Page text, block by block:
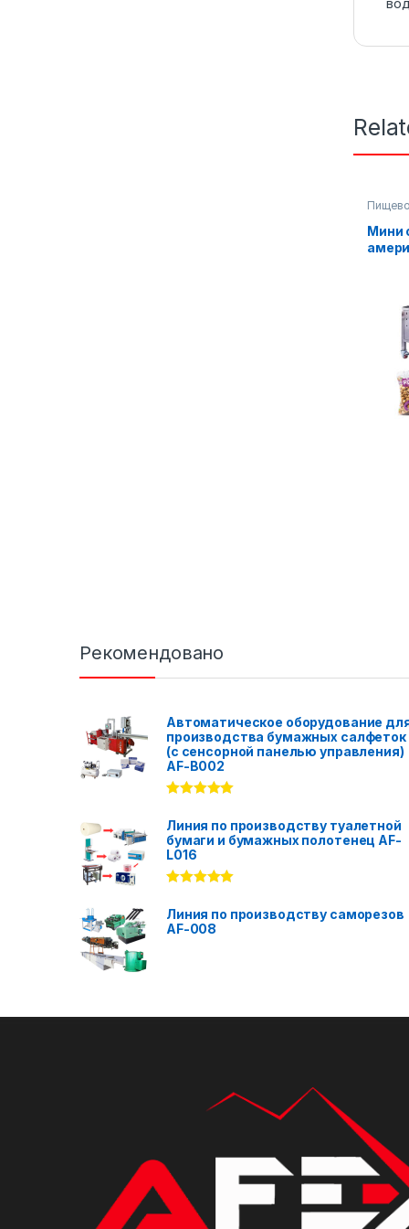
Мини
Рекомендовано
Автоматическое оборудование
производства бумажных салфеток
(с сенсорной панелью управления)
AF-B002
out of 5
Линия по производству туалетной
бумаги и бумажных полотенец AF-
L016
out of 5
Линия по производству саморезов
AF-008